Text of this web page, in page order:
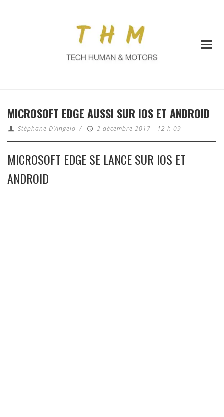
MICROSOFT EDGE AUSSI SUR IOS ET ANDROID
Stéphane D'Angelo / 2 décembre 2017 - 12 h 09
MICROSOFT EDGE SE LANCE SUR IOS ET
ANDROID